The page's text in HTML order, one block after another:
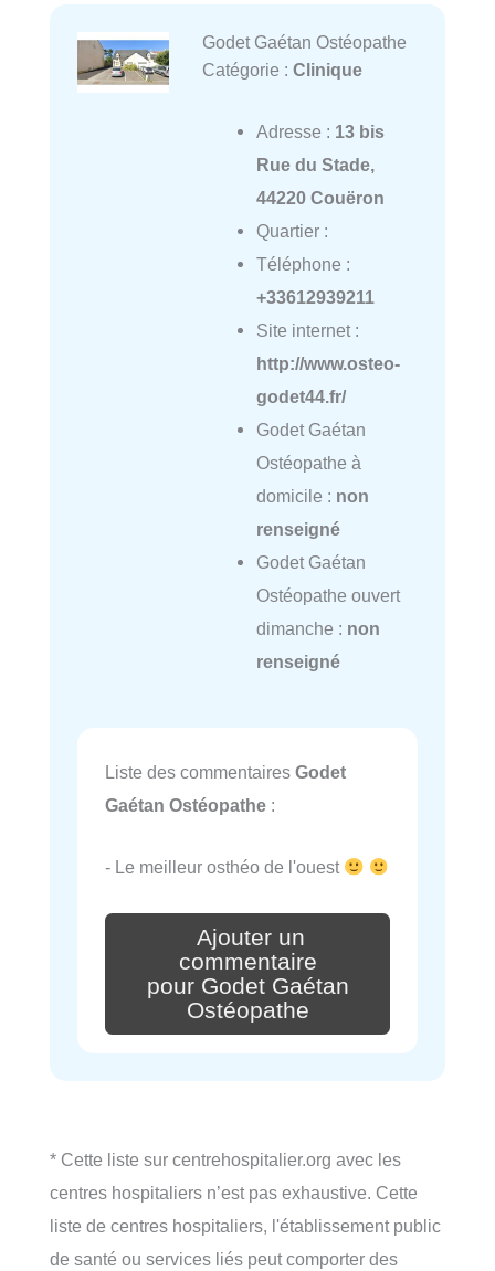
Godet Gaétan Ostéopathe
Catégorie : Clinique
Adresse : 13 bis
Rue du Stade,
44220 Couëron
Quartier :
Téléphone :
+33612939211
Site internet :
http://www.osteo-
godet44.fr/
Godet Gaétan
Ostéopathe à
domicile : non
renseigné
Godet Gaétan
Ostéopathe ouvert
dimanche : non
renseigné
Liste des commentaires Godet
Gaétan Ostéopathe :
- Le meilleur osthéo de l'ouest
Ajouter un
commentaire
pour Godet Gaétan
Ostéopathe
* Cette liste sur centrehospitalier.org avec les
centres hospitaliers n’est pas exhaustive. Cette
liste de centres hospitaliers, l'établissement public
de santé ou services liés peut comporter des